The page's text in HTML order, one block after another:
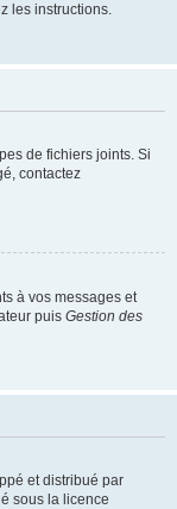
les instructions.
de fichiers joints. Si
contactez
à vos messages et
puis Gestion des
et distribué par
sous la licence